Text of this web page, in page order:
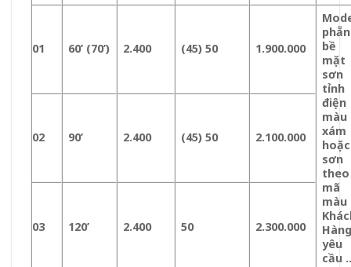
01 60’ (70’) 2.400 (45) 50 1.900.000
bề
mặt
sơn
tỉnh
điện
màu
xám
hoặc
sơn
theo
mã
màu
yêu
cầu
02 90’ 2.400 (45) 50 2.100.000
03 120’ 2.400 50 2.300.000